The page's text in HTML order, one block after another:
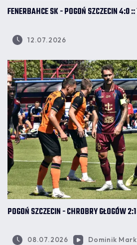
FENERBAHCE SK - POGOŃ SZCZECIN 4:0
12.07.2026
POGOŃ SZCZECIN - CHROBRY GŁOGÓW
08.07.2026 Dominik